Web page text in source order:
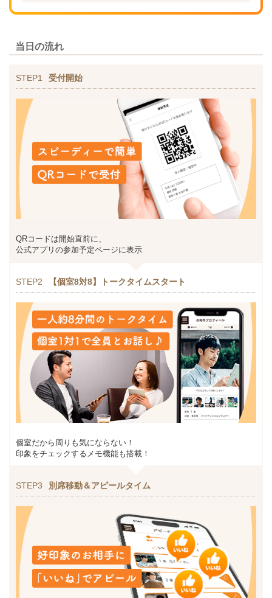
当日の流れ
STEP1 受付開始
QRコードは開始直前に、
公式アプリの参加予定ページに表示
STEP2 【個室8対8】トークタイムスタート
個室だから周りも気にならない！
印象をチェックするメモ機能も搭載！
STEP3 別席移動＆アピールタイム